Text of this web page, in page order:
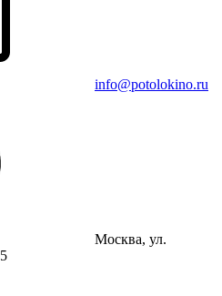
info@potolokino.ru
Москва, ул.